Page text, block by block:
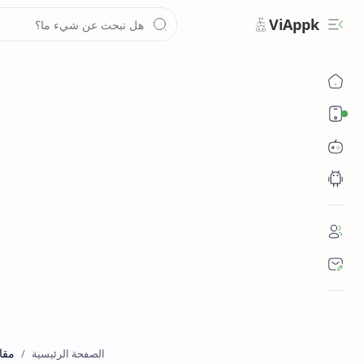
ViAppk
الصفحة الرئيسية